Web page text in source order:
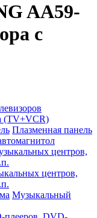
AA59-
с
(TV+VCR)
Плазменная панель
центров,
Музыкальный